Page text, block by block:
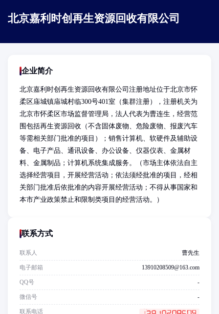
北京嘉利时创再生资源回收有限公司
企业简介
北京嘉利时创再生资源回收有限公司注册地址位于北京市怀
柔区庙城镇庙城村临300号401室（集群注册），注册机关为
北京市怀柔区市场监督管理局，法人代表为曹连生，经营范
围包括再生资源回收（不含固体废物、危险废物、报废汽车
等需相关部门批准的项目）；销售计算机、软硬件及辅助设
备、电子产品、通讯设备、办公设备、仪器仪表、金属材
料、金属制品；计算机系统集成服务。（市场主体依法自主
选择经营项目，开展经营活动；依法须经批准的项目，经相
关部门批准后依批准的内容开展经营活动；不得从事国家和
本市产业政策禁止和限制类项目的经营活动。）
联系方式
联系人 曹先生
电子邮箱 13910208509@163.com
QQ号 -
微信号 -
联系电话